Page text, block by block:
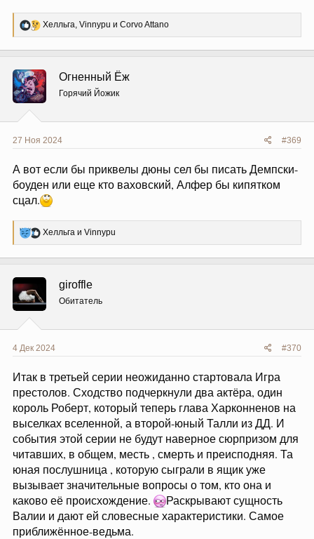
Р
е
ц
и
и
:
Хелльга, Vinnypu и Corvo Attano
Огненный Ёж
Горячий Йожик
27 Ноя 2024 #369
А вот если бы приквелы дюны сел бы писать Демпски-
боуден или еще кто ваховский, Алфер бы кипятком
сцал.
Р
е
ц
и
:
Хелльга и Vinnypu
giroffle
Обитатель
4 Дек 2024 #370
Итак в третьей серии неожиданно стартовала Игра
престолов. Сходство подчеркнули два актёра, один
король Роберт, который теперь глава Харконненов на
выселках вселенной, а второй-юный Талли из ДД. И
события этой серии не будут наверное сюрпризом для
читавших, в общем, месть , смерть и преисподняя. Та
юная послушница , которую сыграли в ящик уже
вызывает значительные вопросы о том, кто она и
каково её происхождение.
Раскрывают сущность
Валии и дают ей словесные характеристики. Самое
приближённое-ведьма.